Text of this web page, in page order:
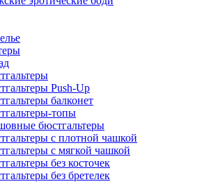
Push-Up
балконет
топы
бюстгальтеры
с плотной чашкой
с мягкой чашкой
без косточек
без бретелек